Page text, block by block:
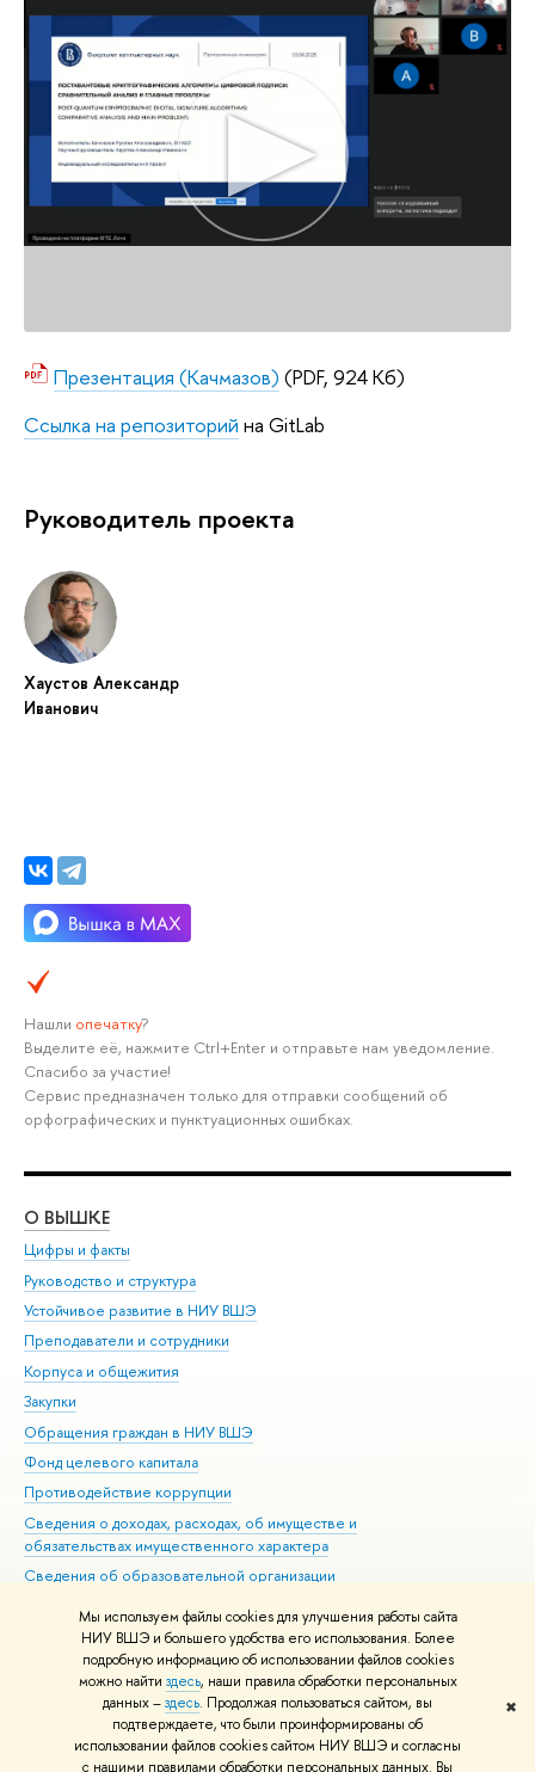
Мы используем файлы cookies для улучшения работы сайта
НИУ ВШЭ и большего удобства его использования. Более
подробную информацию об использовании файлов cookies
можно найти здесь, наши правила обработки персональных
данных –здесь. Продолжая пользоваться сайтом, вы
подтверждаете, что были проинформированы об
использовании файлов cookies сайтом НИУ ВШЭ и согласны
с нашими правилами обработки персональных данных. Вы
✖
Презентация (Качмазов) (PDF, 924 Кб)
Ссылка на репозиторий на GitLab
Руководитель проекта
Хаустов Александр
Иванович
Нашли опечатку?
Выделите её, нажмите Ctrl+Enter и отправьте нам уведомление.
Спасибо за участие!
Сервис предназначен только для отправки сообщений об
орфографических и пунктуационных ошибках.
О ВЫШКЕ
Цифры и факты
Руководство и структура
Устойчивое развитие в НИУ ВШЭ
Преподаватели и сотрудники
Корпуса и общежития
Закупки
Обращения граждан в НИУ ВШЭ
Фонд целевого капитала
Противодействие коррупции
Сведения о доходах, расходах, об имуществе и
обязательствах имущественного характера
Сведения об образовательной организации
Людям с ограниченными возможностями здоровья
Единая платежная страница
Работа в Вышке
© НИУ ВШЭ 1993–2026 Адреса и контакты Условия использования